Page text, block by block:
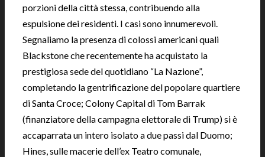
porzioni della città stessa, contribuendo alla
espulsione dei residenti. I casi sono innumerevoli.
Segnaliamo la presenza di colossi americani quali
Blackstone che recentemente ha acquistato la
prestigiosa sede del quotidiano “La Nazione”,
completando la gentrificazione del popolare quartiere
di Santa Croce; Colony Capital di Tom Barrak
(finanziatore della campagna elettorale di Trump) si è
accaparrata un intero isolato a due passi dal Duomo;
Hines, sulle macerie dell’ex Teatro comunale,